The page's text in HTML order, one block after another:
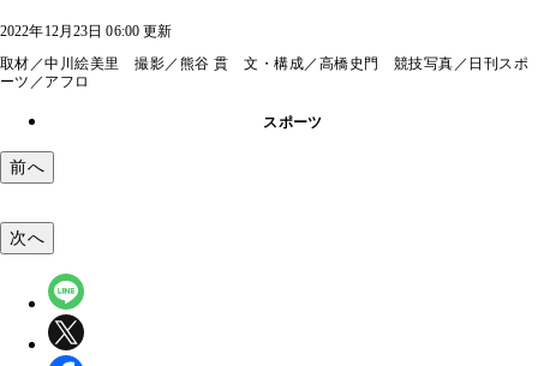
2022年12月23日 06:00 更新
取材／中川絵美里 撮影／熊谷 貫 文・構成／高橋史門 競技写真／日刊スポ
ーツ／アフロ
スポーツ
前へ
次へ